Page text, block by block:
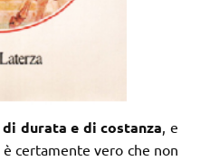
durata e di costanza , e
certamente vero che non